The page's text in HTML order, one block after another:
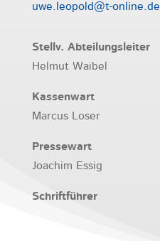
uwe.leopold@t-online.de
Stellv. Abteilungsleiter
Helmut Waibel
Kassenwart
Marcus Loser
Pressewart
Joachim Essig
Schriftführer